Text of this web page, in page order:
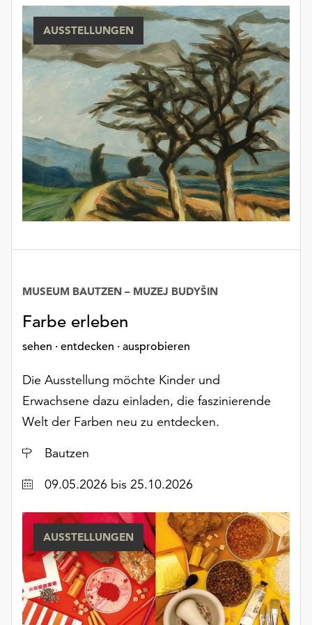
unserer
Datenschutzerklärung
oder
dem
Impressum
AUSSTELLUNGEN
Farbe erleben
sehen · entdecken · ausprobieren
MUSEUM BAUTZEN – MUZEJ BUDYŠIN
Die Ausstellung möchte Kinder und
Erwachsene dazu einladen, die faszinierende
Welt der Farben neu zu entdecken.
Ort
Bautzen
Datum09.05.2026 bis 25.10.2026
AUSSTELLUNGEN